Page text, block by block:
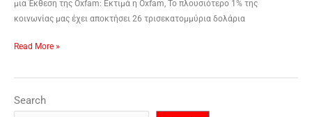
μια Έκθεση της Οxfam: Eκτιμά η Οxfam, Το πλουσιότερο 1% της
κοινωνίας μας έχει αποκτήσει 26 τρισεκατομμύρια δολάρια
Read More »
Search